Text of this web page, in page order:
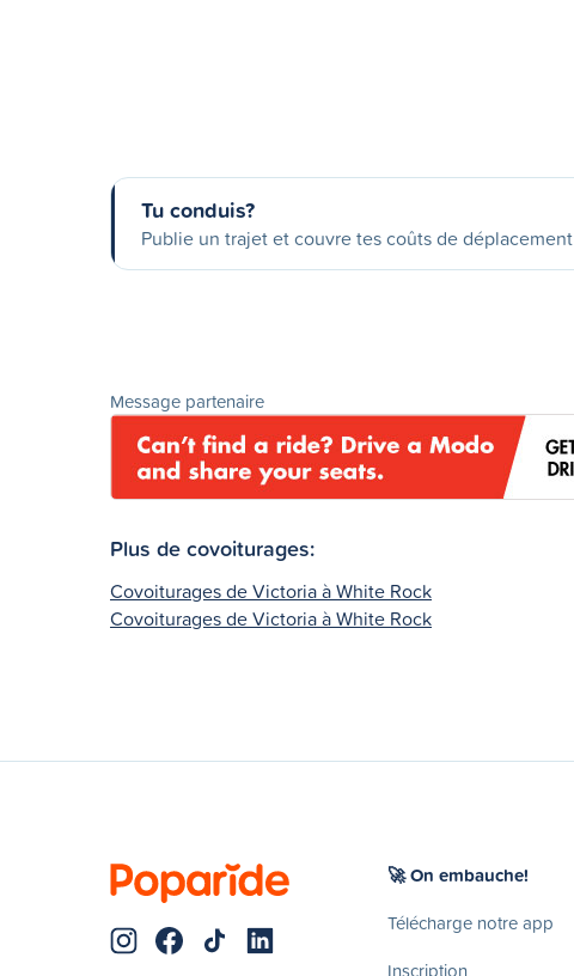
Tu conduis?
Publie un trajet et couvre tes coûts de déplacement
Message partenaire
Plus de covoiturages:
Covoiturages de Victoria à White Rock
Covoiturages de Victoria à White Rock
🚀 On embauche!
Télécharge notre app
Inscription